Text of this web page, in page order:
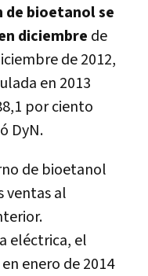
de bioetanol se
diciembre de
de 2012,
en 2013
por ciento
DyN.
de bioetanol
ventas al
eléctrica, el
enero de 2014